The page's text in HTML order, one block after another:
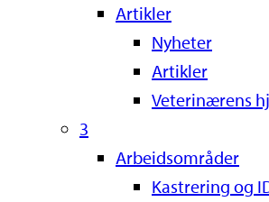
Artikler
Nyheter
Artikler
Veterinærens
3
Arbeidsområder
Kastrering og